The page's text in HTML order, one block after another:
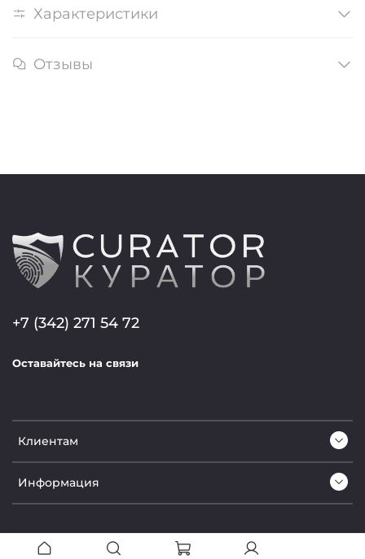
Характеристики
Отзывы
Клиентам
Информация
+7 (342) 271 54 72
Оставайтесь на связи